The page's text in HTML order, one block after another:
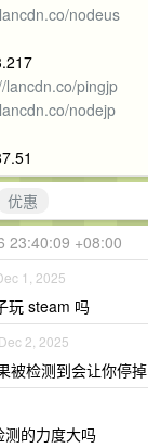
nodeus
lancdn.co/pingjp
nodejp
优惠
23:40:09 +08:00
1, 2025
玩 steam 吗
Dec 2, 2025
被检测到会让你停掉
测的力度大吗